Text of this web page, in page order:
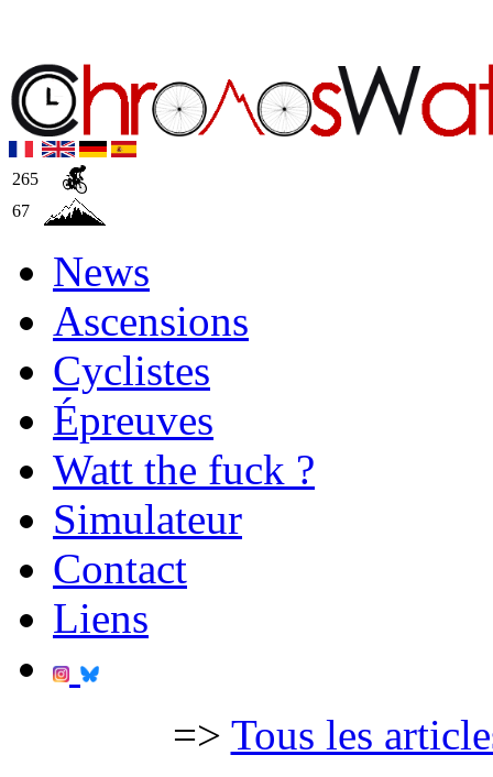
265
67
News
Ascensions
Cyclistes
Épreuves
Watt the fuck ?
Simulateur
Contact
Liens
=> Tous les